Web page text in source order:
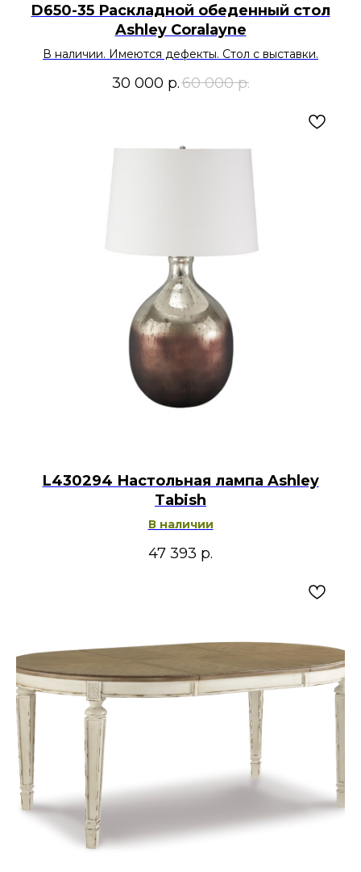
D650-35 Раскладной обеденный стол
Ashley Coralayne
В наличии. Имеются дефекты. Стол с выставки.
30 000 р.60 000 р.
L430294 Настольная лампа Ashley
Tabish
В наличии
47 393 р.